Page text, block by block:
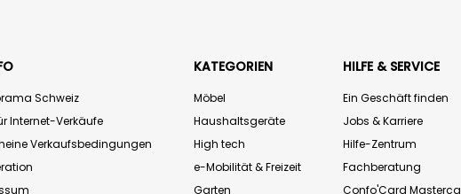
Schweiz
Internet-Verkäufe
Verkaufsbedingungen
KATEGORIEN
Möbel
Haushaltsgeräte
High tech
e-Mobilität & Freizeit
Garten
HILFE & SERVICE
Ein Geschäft finden
Jobs & Karriere
Hilfe-Zentrum
Fachberatung
Confo'Card